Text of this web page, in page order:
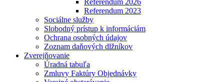
Referendum 2026
Referendum 2023
Sociálne služby
Slobodný prístup k informáciám
Ochrana osobných údajov
Zoznam daňových dlžníkov
Zverejňovanie
Úradná tabuľa
Zmluvy Faktúry Objednávky